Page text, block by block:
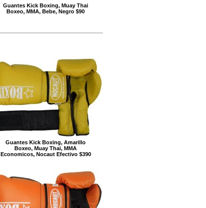
Guantes Kick Boxing, Muay Thai
Boxeo, MMA, Bebe, Negro $90
Guantes Kick Boxing, Amarillo
Boxeo, Muay Thai, MMA
Economicos, Nocaut Efectivo $390